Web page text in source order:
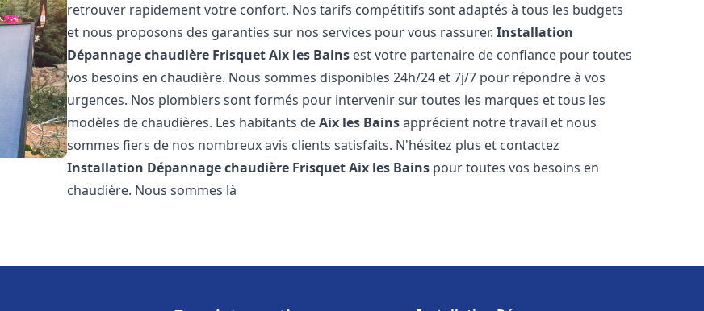
retrouver rapidement votre confort. Nos tarifs compétitifs sont adaptés à tous les budgets
et nous proposons des garanties sur nos services pour vous rassurer.Installation
Dépannage chaudière FrisquetAix les Bains est votre partenaire de confiance pour toutes
vos besoins en chaudière. Nous sommes disponibles 24h/24 et 7j/7 pour répondre à vos
urgences. Nos plombiers sont formés pour intervenir sur toutes les marques et tous les
modèles de chaudières. Les habitants deAix les Bainsapprécient notre travail et nous
sommes fiers de nos nombreux avis clients satisfaits. N'hésitez plus et contactez
Installation Dépannage chaudière FrisquetAix les Bains pour toutes vos besoins en
chaudière. Nous sommes là